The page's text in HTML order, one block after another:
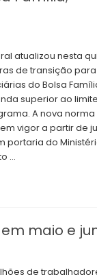
atualizou nesta
de transição
do Bolsa
superior ao
A nova norma
vigor a partir de
portaria do
…
maio e
de